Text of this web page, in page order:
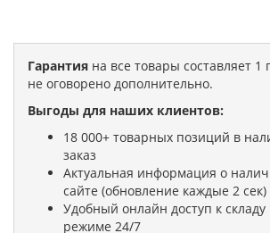
Гарантия на все товары составляет 1
не оговорено дополнительно.
Выгоды для наших клиентов:
18 000+ товарных позиций в
заказ
Актуальная информация о
сайте (обновление каждые 2 сек)
Удобный онлайн доступ к складу
режиме 24/7